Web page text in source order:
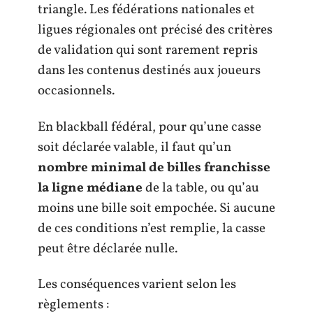
triangle. Les fédérations nationales et
ligues régionales ont précisé des critères
de validation qui sont rarement repris
dans les contenus destinés aux joueurs
occasionnels.
En blackball fédéral, pour qu’une casse
soit déclarée valable, il faut qu’un
nombre minimal de billes franchisse
la ligne médianede la table, ou qu’au
moins une bille soit empochée. Si aucune
de ces conditions n’est remplie, la casse
peut être déclarée nulle.
Les conséquences varient selon les
règlements :